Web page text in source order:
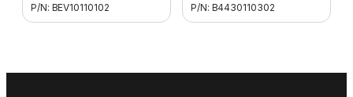
P/N: BEV10110102 P/N: B4430110302